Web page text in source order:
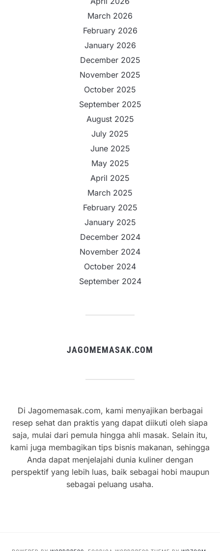
March 2026
February 2026
January 2026
December 2025
November 2025
October 2025
September 2025
August 2025
July 2025
June 2025
May 2025
April 2025
March 2025
February 2025
January 2025
December 2024
November 2024
October 2024
September 2024
JAGOMEMASAK.COM
Di Jagomemasak.com, kami menyajikan berbagai
resep sehat dan praktis yang dapat diikuti oleh siapa
saja, mulai dari pemula hingga ahli masak. Selain itu,
kami juga membagikan tips bisnis makanan, sehingga
Anda dapat menjelajahi dunia kuliner dengan
perspektif yang lebih luas, baik sebagai hobi maupun
sebagai peluang usaha.